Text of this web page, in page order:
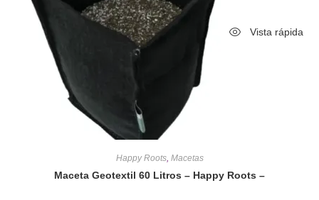
Vista rápida
Happy Roots, Macetas
Maceta Geotextil 60 Litros – Happy Roots –